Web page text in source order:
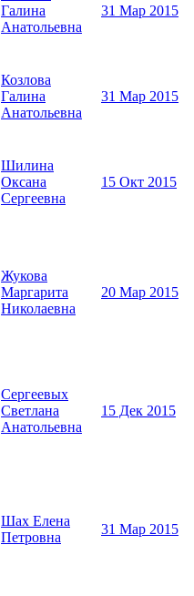
Галина
Анатольевна
31 Мар 2015
Козлова
Галина
Анатольевна
31 Мар 2015
Шилина
Оксана
Сергеевна
15 Окт 2015
Жукова
Маргарита
Николаевна
20 Мар 2015
Сергеевых
Светлана
Анатольевна
15 Дек 2015
Шах Елена
Петровна
31 Мар 2015